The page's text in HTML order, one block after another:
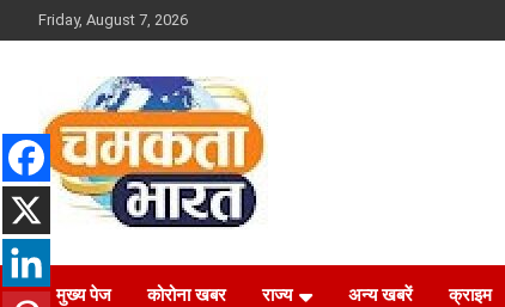
to
Friday, August 7, 2026
CHAMAKTA BHARAT
NEWS
मुख्य पेज कोरोना खबर राज्य अन्य खबरें क्राइम